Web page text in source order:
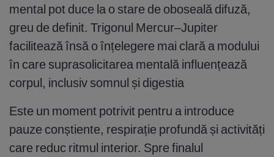
mental pot duce la o stare de oboseală difuză,
greu de definit. Trigonul Mercur–Jupiter
facilitează însă o înțelegere mai clară a modului
în care suprasolicitarea mentală influențează
corpul, inclusiv somnul și digestia
Este un moment potrivit pentru a introduce
pauze conștiente, respirație profundă și activități
care reduc ritmul interior. Spre finalul